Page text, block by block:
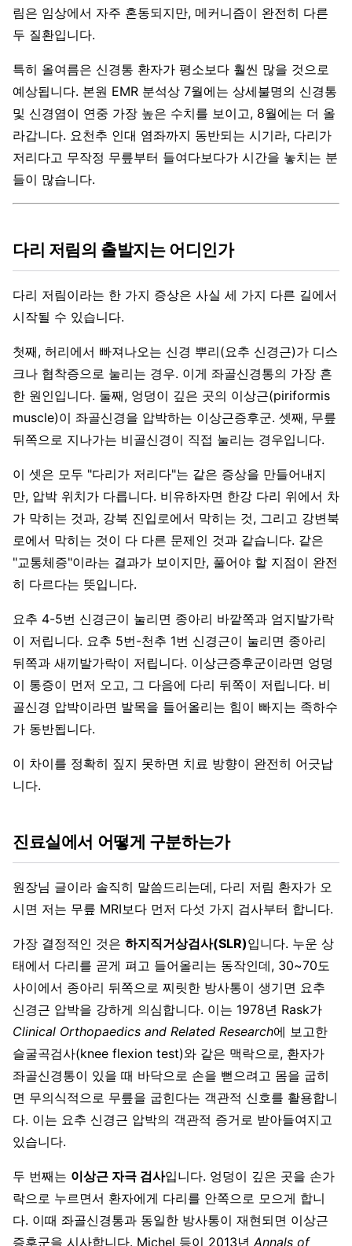
림은 임상에서 자주 혼동되지만, 메커니즘이 완전히 다른
두 질환입니다.
특히 올여름은 신경통 환자가 평소보다 훨씬 많을 것으로
예상됩니다. 본원 EMR 분석상 7월에는 상세불명의 신경통
및 신경염이 연중 가장 높은 수치를 보이고, 8월에는 더 올
라갑니다. 요천추 인대 염좌까지 동반되는 시기라, 다리가
저리다고 무작정 무릎부터 들여다보다가 시간을 놓치는 분
들이 많습니다.
다리 저림의 출발지는 어디인가
다리 저림이라는 한 가지 증상은 사실 세 가지 다른 길에서
시작될 수 있습니다.
첫째, 허리에서 빠져나오는 신경 뿌리(요추 신경근)가 디스
크나 협착증으로 눌리는 경우. 이게 좌골신경통의 가장 흔
한 원인입니다. 둘째, 엉덩이 깊은 곳의 이상근(piriformis
muscle)이 좌골신경을 압박하는 이상근증후군. 셋째, 무릎
뒤쪽으로 지나가는 비골신경이 직접 눌리는 경우입니다.
이 셋은 모두 "다리가 저리다"는 같은 증상을 만들어내지
만, 압박 위치가 다릅니다. 비유하자면 한강 다리 위에서 차
가 막히는 것과, 강북 진입로에서 막히는 것, 그리고 강변북
로에서 막히는 것이 다 다른 문제인 것과 같습니다. 같은
"교통체증"이라는 결과가 보이지만, 풀어야 할 지점이 완전
히 다르다는 뜻입니다.
요추 4-5번 신경근이 눌리면 종아리 바깥쪽과 엄지발가락
이 저립니다. 요추 5번-천추 1번 신경근이 눌리면 종아리
뒤쪽과 새끼발가락이 저립니다. 이상근증후군이라면 엉덩
이 통증이 먼저 오고, 그 다음에 다리 뒤쪽이 저립니다. 비
골신경 압박이라면 발목을 들어올리는 힘이 빠지는 족하수
가 동반됩니다.
이 차이를 정확히 짚지 못하면 치료 방향이 완전히 어긋납
니다.
진료실에서 어떻게 구분하는가
원장님 글이라 솔직히 말씀드리는데, 다리 저림 환자가 오
시면 저는 무릎 MRI보다 먼저 다섯 가지 검사부터 합니다.
가장 결정적인 것은 하지직거상검사(SLR)입니다. 누운 상
태에서 다리를 곧게 펴고 들어올리는 동작인데, 30~70도
사이에서 종아리 뒤쪽으로 찌릿한 방사통이 생기면 요추
신경근 압박을 강하게 의심합니다. 이는 1978년 Rask가
Clinical Orthopaedics and Related Research에 보고한
슬굴곡검사(knee flexion test)와 같은 맥락으로, 환자가
좌골신경통이 있을 때 바닥으로 손을 뻗으려고 몸을 굽히
면 무의식적으로 무릎을 굽힌다는 객관적 신호를 활용합니
다. 이는 요추 신경근 압박의 객관적 증거로 받아들여지고
있습니다.
두 번째는 이상근 자극 검사입니다. 엉덩이 깊은 곳을 손가
락으로 누르면서 환자에게 다리를 안쪽으로 모으게 합니
다. 이때 좌골신경통과 동일한 방사통이 재현되면 이상근
증후군을 시사합니다. Michel 등이 2013년 Annals of